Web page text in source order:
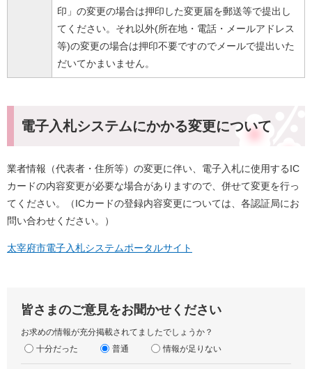
印」の変更の場合は押印した変更届を郵送等で提出し
てください。それ以外(所在地・電話・メールアドレス
等)の変更の場合は押印不要ですのでメールで提出いた
だいてかまいません。
電子入札システムにかかる変更について
業者情報（代表者・住所等）の変更に伴い、電子入札に使用するIC
カードの内容変更が必要な場合がありますので、併せて変更を行っ
てください。（ICカードの登録内容変更については、各認証局にお
問い合わせください。）
太宰府市電子入札システムポータルサイト
皆さまのご意見をお聞かせください
お求めの情報が充分掲載されてましたでしょうか？
十分だった
普通 情報が足りない